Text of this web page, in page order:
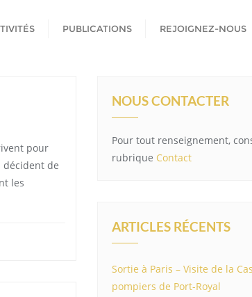
PUBLICATIONS REJOIGNEZ-NOUS
pour
décident de
les
NOUS CONTACTER
Pour tout renseignement,
rubrique Contact
ARTICLES RÉCENTS
Sortie à Paris – Visite de la
pompiers de Port-Royal